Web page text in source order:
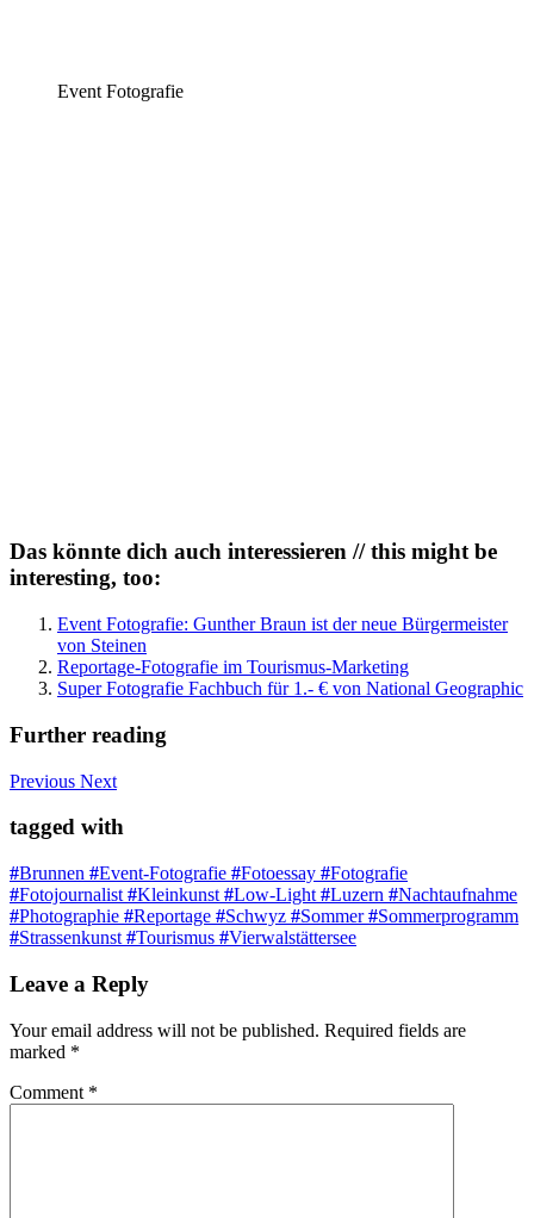
Event Fotografie
Das könnte dich auch interessieren // this might be
interesting, too:
Event Fotografie: Gunther Braun ist der neue Bürgermeister
von Steinen
Reportage-Fotografie im Tourismus-Marketing
Super Fotografie Fachbuch für 1.- € von National Geographic
Further reading
Previous Next
tagged with
#Brunnen #Event-Fotografie #Fotoessay #Fotografie
#Fotojournalist #Kleinkunst #Low-Light #Luzern #Nachtaufnahme
#Photographie #Reportage #Schwyz #Sommer#Sommerprogramm
#Strassenkunst #Tourismus #Vierwalstättersee
Leave a Reply
Your email address will not be published. Required fields are
marked *
Comment *